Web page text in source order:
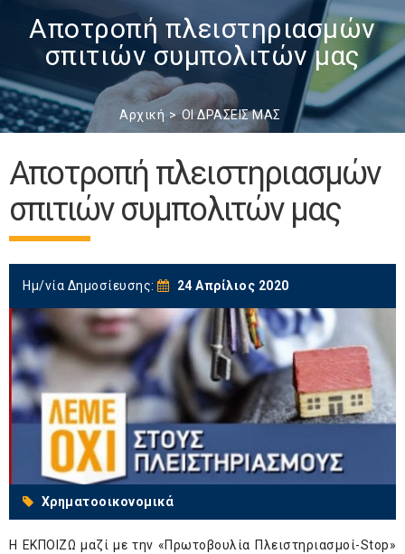
Αποτροπή πλειστηριασμών
σπιτιών συμπολιτών μας
Αρχική ΟΙ ΔΡΑΣΕΙΣ ΜΑΣ
Αποτροπή πλειστηριασμών
σπιτιών συμπολιτών μας
Ημ/νία Δημοσίευσης: 24 Απρίλιος 2020
Χρηματοοικονομικά
Η ΕΚΠΟΙΖΩ μαζί με την «Πρωτοβουλία Πλειστηριασμοί-Stop»